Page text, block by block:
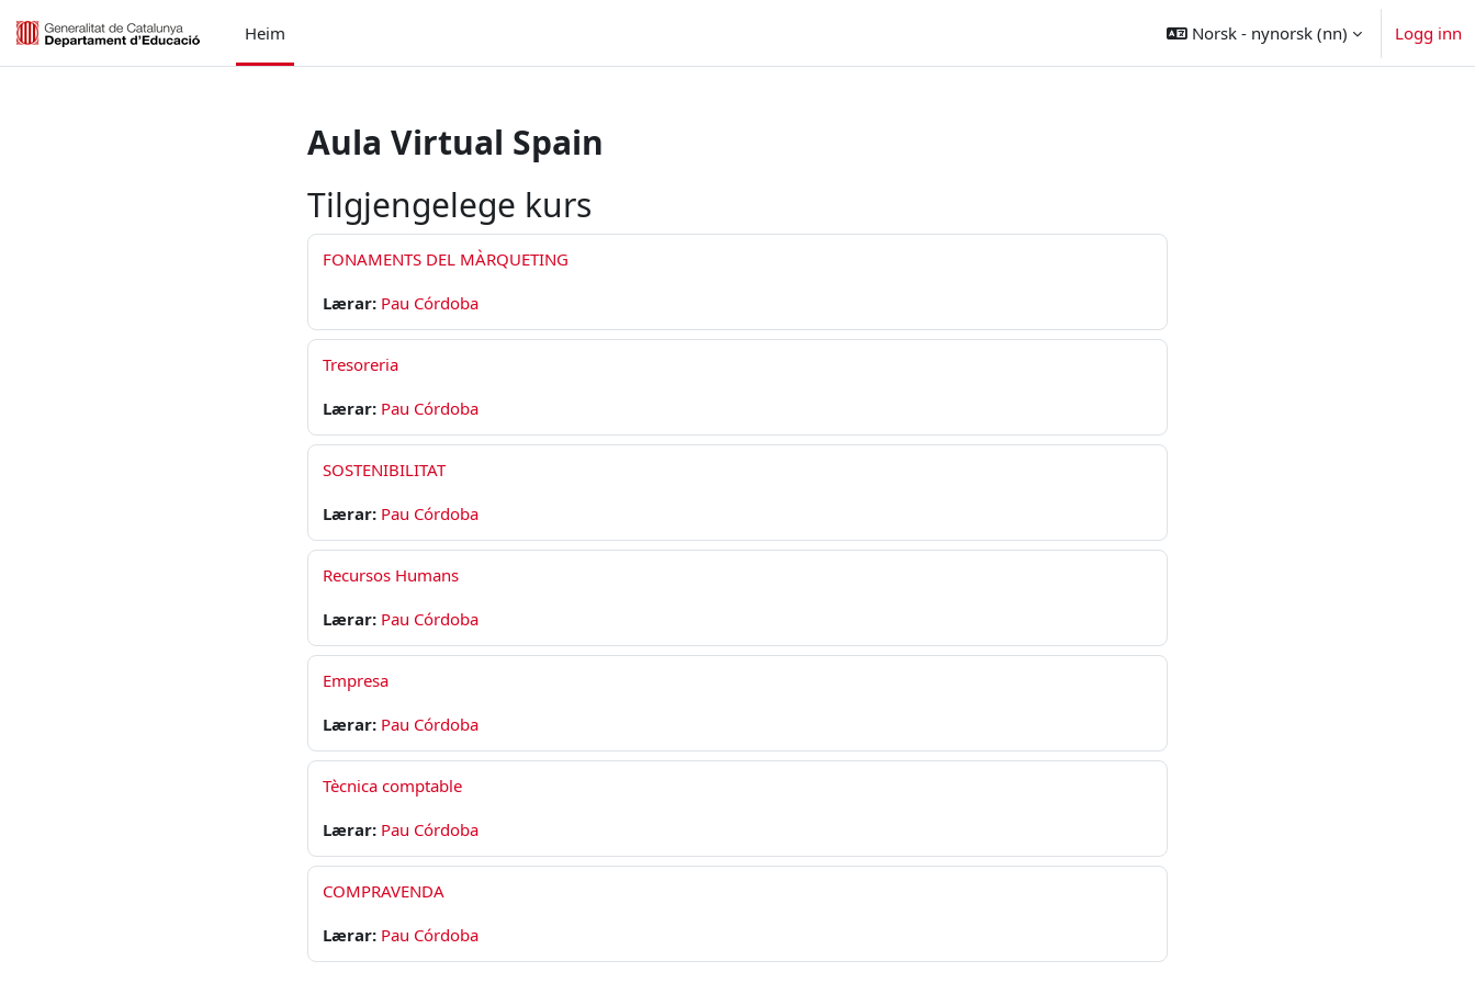
Heim
Norsk - nynorsk ‎(nn)‎ Logg inn
Aula Virtual Spain
Tilgjengelege kurs
FONAMENTS DEL MÀRQUETING
Lærar: Pau Córdoba
Tresoreria
Lærar: Pau Córdoba
SOSTENIBILITAT
Lærar: Pau Córdoba
Recursos Humans
Lærar: Pau Córdoba
Empresa
Lærar: Pau Córdoba
Tècnica comptable
Lærar: Pau Córdoba
COMPRAVENDA
Lærar: Pau Córdoba